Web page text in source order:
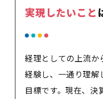
実現したいこと
経理としての上流か
経験し、一通り理解
目標です。現在、決